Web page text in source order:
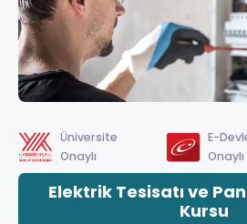
Üniversite
Onaylı
E-
Onaylı
Elektrik Tesisatı ve
Kursu